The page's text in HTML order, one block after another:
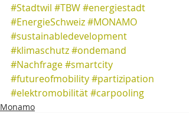
#Stadtwil #TBW#energiestadt
#EnergieSchweiz#MONAMO
#sustainabledevelopment
#klimaschutz#ondemand
#Nachfrage#smartcity
#futureofmobility#partizipation
#elektromobilität#carpooling
Monamo